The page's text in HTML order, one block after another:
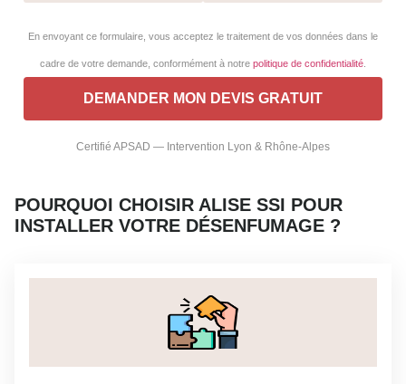
En envoyant ce formulaire, vous acceptez le traitement de vos données dans le
cadre de votre demande, conformément à notre politique de confidentialité
Certifié APSAD — Intervention Lyon & Rhône-Alpes
POURQUOI CHOISIR ALISE SSI POUR
INSTALLER VOTRE DÉSENFUMAGE ?